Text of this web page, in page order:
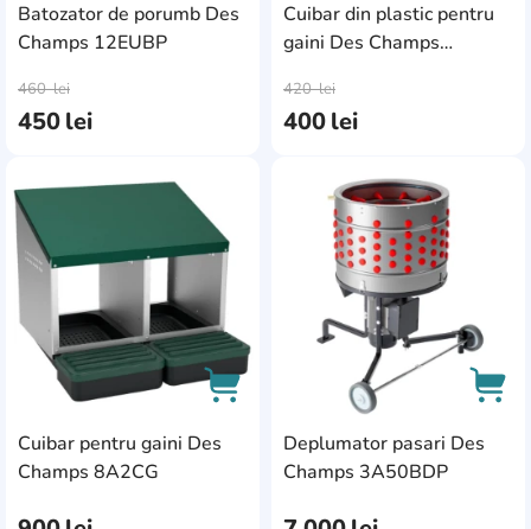
Batozator de porumb Des
Champs 12EUBP
450lei
460lei
AddCardToCart
Cuibar din plastic pentru
gaini Des Champs
400lei
420lei
Cuibar pentru gaini Des
Champs 8A2CG
AddCardToFavourite
AddCardToCart
Deplumator pasari Des
Champs 3A50BDP